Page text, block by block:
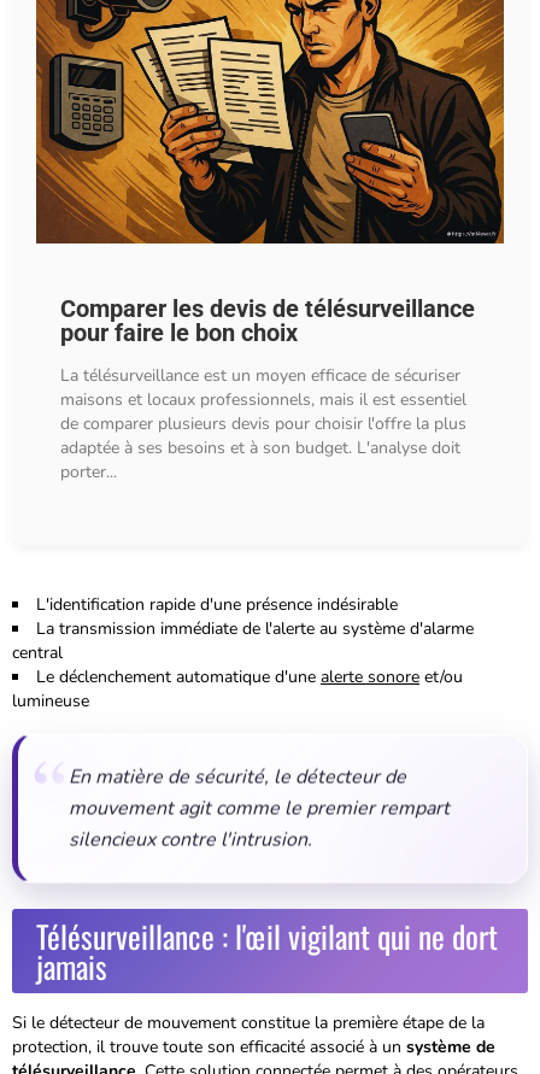
Comparer les devis de télésurveillance
pour faire le bon choix
La télésurveillance est un moyen efficace de sécuriser
maisons et locaux professionnels, mais il est essentiel
de comparer plusieurs devis pour choisir l'offre la plus
adaptée à ses besoins et à son budget. L'analyse doit
porter...
L'identification rapide d'une présence indésirable
La transmission immédiate de l'alerte au système d'alarme
central
Le déclenchement automatique d'une alerte sonore et/ou
lumineuse
En matière de sécurité, le détecteur de
mouvement agit comme le premier rempart
silencieux contre l'intrusion.
Télésurveillance : l'œil vigilant qui ne dort
jamais
Si le détecteur de mouvement constitue la première étape de la
protection, il trouve toute son efficacité associé à un système de